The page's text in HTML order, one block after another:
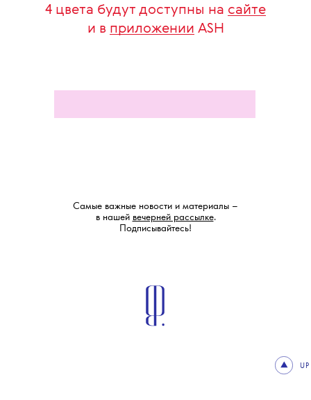
4 цвета будут доступны на сайте
и в приложении ASH
Самые важные новости и материалы –
в нашей вечерней рассылке.
Подписывайтесь!
UP